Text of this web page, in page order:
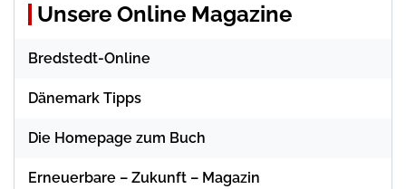
Unsere Online Magazine
Bredstedt-Online
Dänemark Tipps
Die Homepage zum Buch
Erneuerbare – Zukunft – Magazin